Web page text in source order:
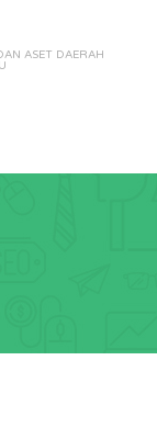
ASET DAERAH